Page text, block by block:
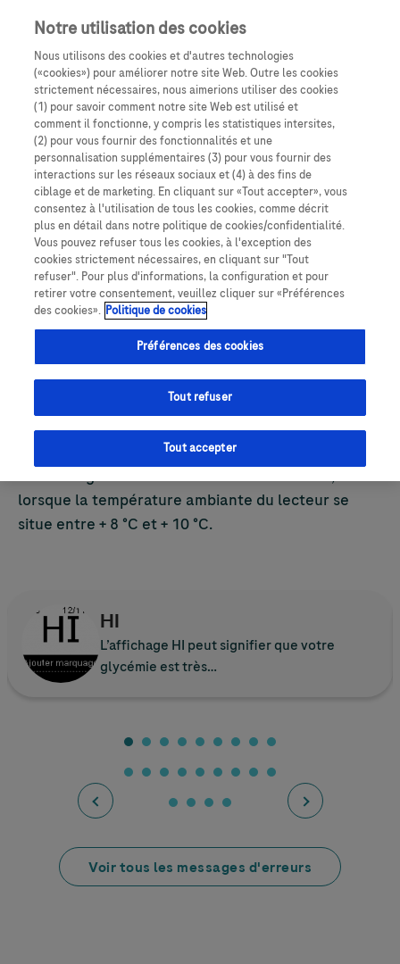
passer la navigation
Fil d'Ariane
Accueil
Accu-Chek® Mobile
Codes d'erreurs Température
basse
Ce message s’affiche au début d’une mesure,
lorsque la température ambiante du lecteur se
situe entre + 8 °C et + 10 °C.
HI
L’affichage HI peut signifier que votre
glycémie est très…
Voir tous les messages d'erreurs
Notre utilisation des cookies
Nous utilisons des cookies et d'autres technologies
(«cookies») pour améliorer notre site Web. Outre les cookies
strictement nécessaires, nous aimerions utiliser des cookies
(1) pour savoir comment notre site Web est utilisé et
comment il fonctionne, y compris les statistiques intersites,
(2) pour vous fournir des fonctionnalités et une
personnalisation supplémentaires (3) pour vous fournir des
interactions sur les réseaux sociaux et (4) à des fins de
ciblage et de marketing. En cliquant sur «Tout accepter», vous
consentez à l'utilisation de tous les cookies, comme décrit
plus en détail dans notre politique de cookies/confidentialité.
Vous pouvez refuser tous les cookies, à l'exception des
cookies strictement nécessaires, en cliquant sur "Tout
refuser". Pour plus d'informations, la configuration et pour
retirer votre consentement, veuillez cliquer sur «Préférences
des cookies». Politique de cookies
Préférences des cookies
Tout refuser
Tout accepter